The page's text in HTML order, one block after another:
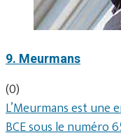
9. Meurmans
(0)
L’Meurmans est
BCE sous le numéro